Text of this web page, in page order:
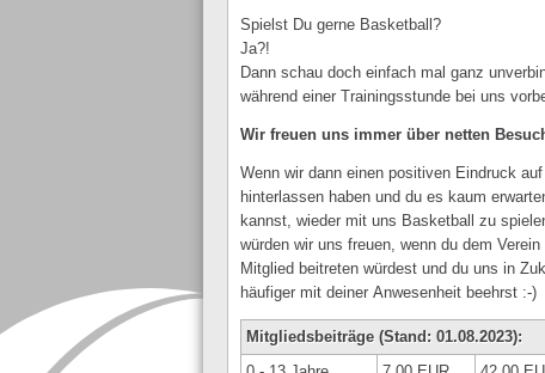
Spielst Du gerne Basketball?
Ja?!
Dann schau doch einfach mal ganz
während einer Trainingsstunde bei uns
Wir freuen uns immer über netten
Wenn wir dann einen positiven Eindruck
hinterlassen haben und du es kaum
kannst, wieder mit uns Basketball zu
würden wir uns freuen, wenn du dem Verein
Mitglied beitreten würdest und du uns in
häufiger mit deiner Anwesenheit beehrst :-)
Mitgliedsbeiträge (Stand: 01.08.2023):